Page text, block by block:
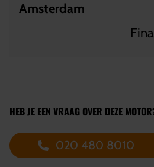
Amsterdam
HEB JE EEN VRAAG OVER DEZE
020 480 8010